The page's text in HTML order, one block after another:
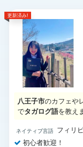
更新済み!
八王子市のカフェや
でタガログ語を教え
ネイティブ言語 フィリ
初心者歓迎！